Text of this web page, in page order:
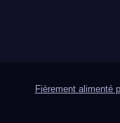
Fièrement alimenté